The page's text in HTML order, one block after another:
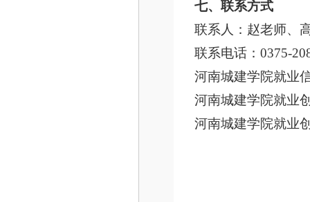
七、联系方式
联系人：赵老师、
联系电话： 0375-
河南城建学院就业
河南城建学院就业
河南城建学院就业